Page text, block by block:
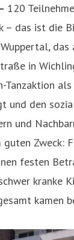
120
– das ist die
das
in
Tanzaktion
und den
und
Zweck:
festen
kranke
kamen